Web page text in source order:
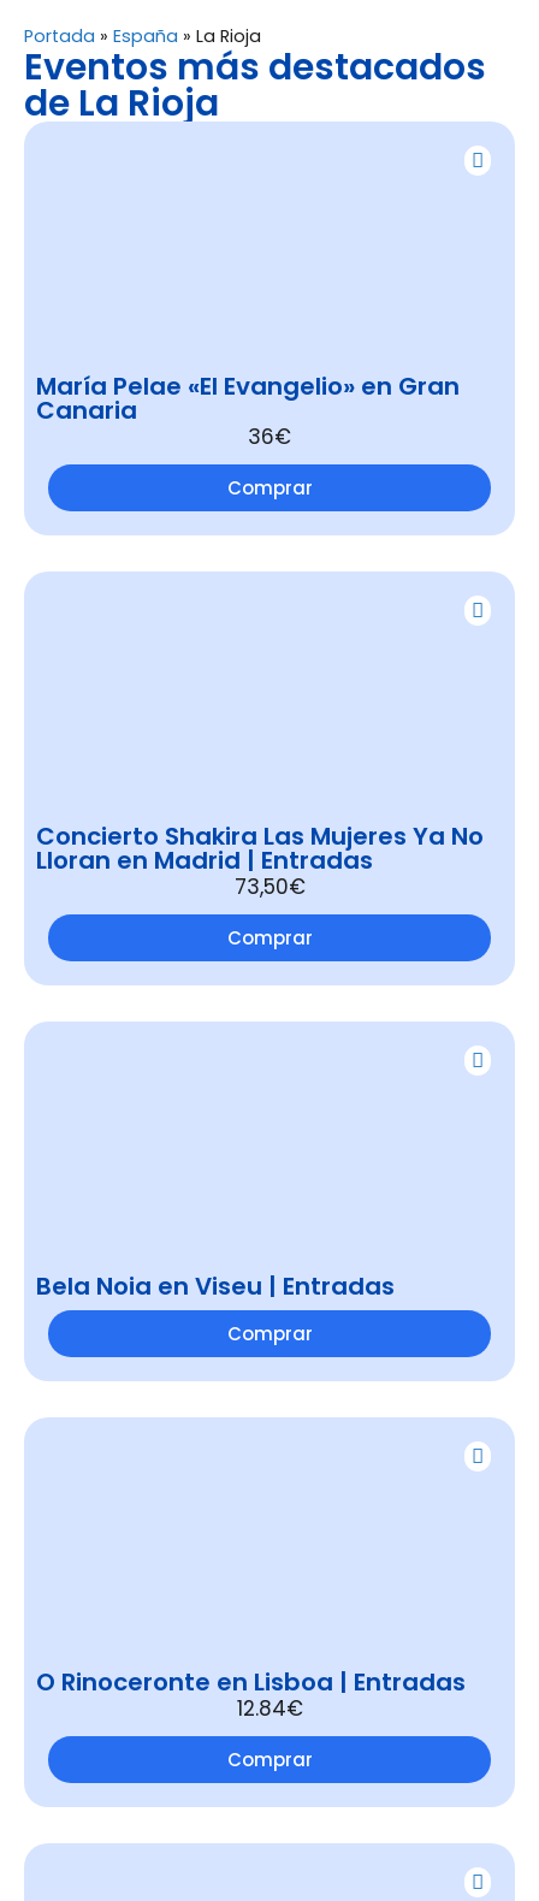
Portada » España » La Rioja
Eventos más destacados
de La Rioja
María Pelae «El Evangelio» en Gran
Canaria
36€
Comprar
Concierto Shakira Las Mujeres Ya No
Lloran en Madrid | Entradas
73,50€
Comprar
Bela Noia en Viseu | Entradas
Comprar
O Rinoceronte en Lisboa | Entradas
12.84€
Comprar